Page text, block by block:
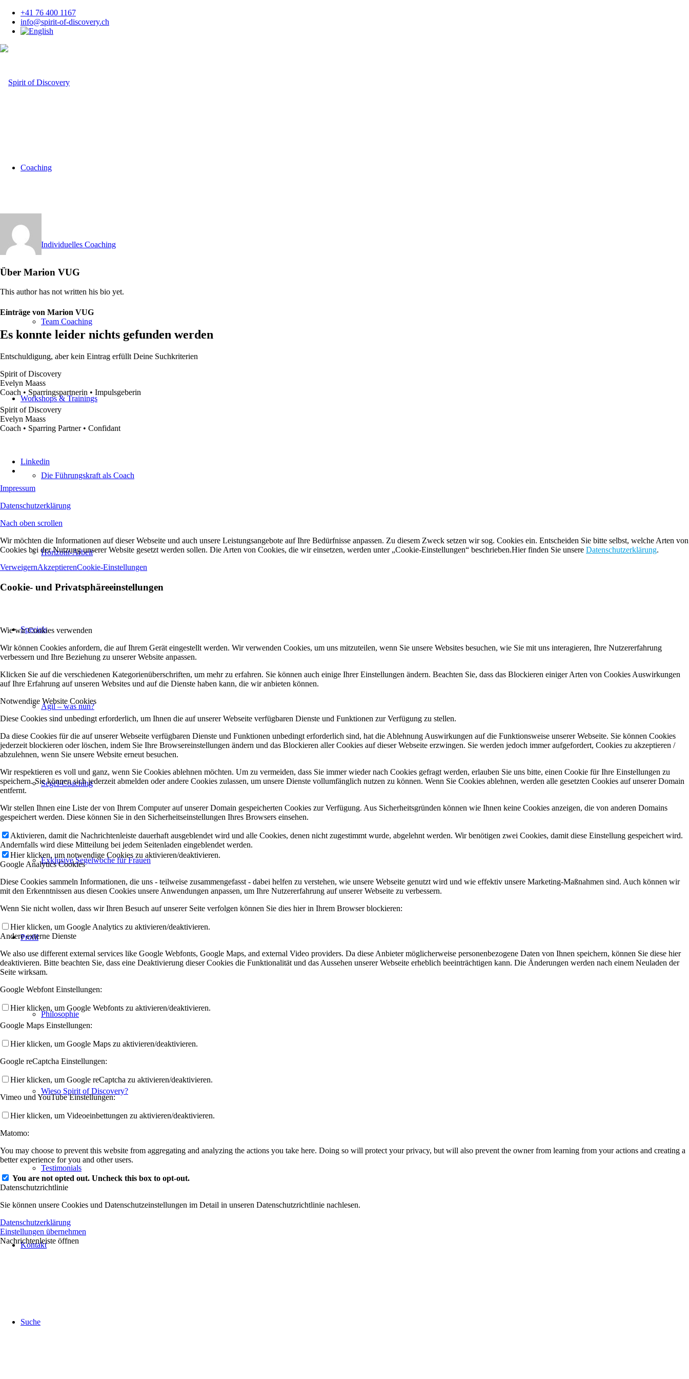
+41 76 400 1167
info@spirit-of-discovery.ch
Coaching
Individuelles Coaching
Team Coaching
Workshops & Trainings
Die Führungskraft als Coach
Horizont-Arbeit
Specials
Agil – was nun?
Segel-Coaching
Exklusive Segelwoche für Frauen
Profil
Philosophie
Wieso Spirit of Discovery?
Testimonials
Kontakt
Suche
Über Marion VUG
This author has not written his bio yet.
Einträge von Marion VUG
Es konnte leider nichts gefunden werden
Entschuldigung, aber kein Eintrag erfüllt Deine Suchkriterien
Spirit of Discovery
Evelyn Maass
Coach • Sparringspartnerin • Impulsgeberin
Spirit of Discovery
Evelyn Maass
Coach • Sparring Partner • Confidant
Linkedin
Impressum
Datenschutzerklärung
Nach oben scrollen
Wir möchten die Informationen auf dieser Webseite und auch unsere Leistungsangebote auf Ihre Bedürfnisse anpassen. Zu diesem Zweck setzen wir sog. Cookies ein. Entscheiden Sie bitte selbst, welche Arten von
Cookies bei der Nutzung unserer Website gesetzt werden sollen. Die Arten von Cookies, die wir einsetzen, werden unter „Cookie-Einstellungen“ beschrieben.Hier finden Sie unsere Datenschutzerklärung.
VerweigernAkzeptierenCookie-Einstellungen
Cookie- und Privatsphäreeinstellungen
Wie wir Cookies verwenden
Wir können Cookies anfordern, die auf Ihrem Gerät eingestellt werden. Wir verwenden Cookies, um uns mitzuteilen, wenn Sie unsere Websites besuchen, wie Sie mit uns interagieren, Ihre Nutzererfahrung
verbessern und Ihre Beziehung zu unserer Website anpassen.
Klicken Sie auf die verschiedenen Kategorienüberschriften, um mehr zu erfahren. Sie können auch einige Ihrer Einstellungen ändern. Beachten Sie, dass das Blockieren einiger Arten von Cookies Auswirkungen
auf Ihre Erfahrung auf unseren Websites und auf die Dienste haben kann, die wir anbieten können.
Notwendige Website Cookies
Diese Cookies sind unbedingt erforderlich, um Ihnen die auf unserer Webseite verfügbaren Dienste und Funktionen zur Verfügung zu stellen.
Da diese Cookies für die auf unserer Webseite verfügbaren Dienste und Funktionen unbedingt erforderlich sind, hat die Ablehnung Auswirkungen auf die Funktionsweise unserer Webseite. Sie können Cookies
jederzeit blockieren oder löschen, indem Sie Ihre Browsereinstellungen ändern und das Blockieren aller Cookies auf dieser Webseite erzwingen. Sie werden jedoch immer aufgefordert, Cookies zu akzeptieren /
abzulehnen, wenn Sie unsere Website erneut besuchen.
Wir respektieren es voll und ganz, wenn Sie Cookies ablehnen möchten. Um zu vermeiden, dass Sie immer wieder nach Cookies gefragt werden, erlauben Sie uns bitte, einen Cookie für Ihre Einstellungen zu
speichern. Sie können sich jederzeit abmelden oder andere Cookies zulassen, um unsere Dienste vollumfänglich nutzen zu können. Wenn Sie Cookies ablehnen, werden alle gesetzten Cookies auf unserer Domain
entfernt.
Wir stellen Ihnen eine Liste der von Ihrem Computer auf unserer Domain gespeicherten Cookies zur Verfügung. Aus Sicherheitsgründen können wie Ihnen keine Cookies anzeigen, die von anderen Domains
gespeichert werden. Diese können Sie in den Sicherheitseinstellungen Ihres Browsers einsehen.
Aktivieren, damit die Nachrichtenleiste dauerhaft ausgeblendet wird und alle Cookies, denen nicht zugestimmt wurde, abgelehnt werden. Wir benötigen zwei Cookies, damit diese Einstellung gespeichert wird.
Andernfalls wird diese Mitteilung bei jedem Seitenladen eingeblendet werden.
Hier klicken, um notwendige Cookies zu aktivieren/deaktivieren.
Google Analytics Cookies
Diese Cookies sammeln Informationen, die uns - teilweise zusammengefasst - dabei helfen zu verstehen, wie unsere Webseite genutzt wird und wie effektiv unsere Marketing-Maßnahmen sind. Auch können wir
mit den Erkenntnissen aus diesen Cookies unsere Anwendungen anpassen, um Ihre Nutzererfahrung auf unserer Webseite zu verbessern.
Wenn Sie nicht wollen, dass wir Ihren Besuch auf unserer Seite verfolgen können Sie dies hier in Ihrem Browser blockieren:
Hier klicken, um Google Analytics zu aktivieren/deaktivieren.
Andere externe Dienste
We also use different external services like Google Webfonts, Google Maps, and external Video providers. Da diese Anbieter möglicherweise personenbezogene Daten von Ihnen speichern, können Sie diese hier
deaktivieren. Bitte beachten Sie, dass eine Deaktivierung dieser Cookies die Funktionalität und das Aussehen unserer Webseite erheblich beeinträchtigen kann. Die Änderungen werden nach einem Neuladen der
Seite wirksam.
Google Webfont Einstellungen:
Hier klicken, um Google Webfonts zu aktivieren/deaktivieren.
Google Maps Einstellungen:
Hier klicken, um Google Maps zu aktivieren/deaktivieren.
Google reCaptcha Einstellungen:
Hier klicken, um Google reCaptcha zu aktivieren/deaktivieren.
Vimeo und YouTube Einstellungen:
Hier klicken, um Videoeinbettungen zu aktivieren/deaktivieren.
Matomo:
You may choose to prevent this website from aggregating and analyzing the actions you take here. Doing so will protect your privacy, but will also prevent the owner from learning from your actions and creating a
better experience for you and other users.
You are not opted out. Uncheck this box to opt-out.
Datenschutzrichtlinie
Sie können unsere Cookies und Datenschutzeinstellungen im Detail in unseren Datenschutzrichtlinie nachlesen.
Datenschutzerklärung
Einstellungen übernehmen
Nachrichtenleiste öffnen